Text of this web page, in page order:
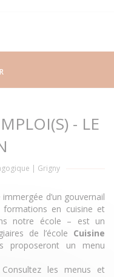
- LE
| Grigny
d’un gouvernail
en cuisine et
notre école – est un
de l’école Cuisine
proposeront un menu
les menus et